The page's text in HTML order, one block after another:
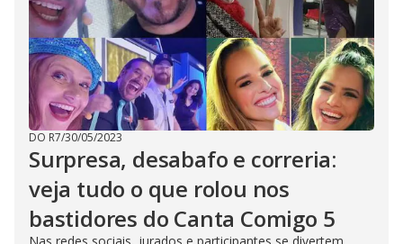
DO R7/30/05/2023
Surpresa, desabafo e correria:
veja tudo o que rolou nos
bastidores do Canta Comigo 5